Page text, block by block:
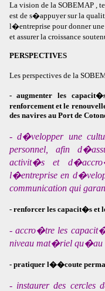
La vision de la SOBEMAP ,
est de s�appuyer sur la
l�entreprise pour donner
et assurer la croissance
PERSPECTIVES
Les perspectives de la
- augmenter les
renforcement et le
des navires au Port de
- d�velopper une
personnel, afin
activit�s et
l�entreprise en
communication qui
- renforcer les capacit�s et
- accro�tre les
niveau mat�riel qu�au
- pratiquer l��coute
- instaurer des